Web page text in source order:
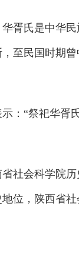
氏是中华民
至民国时期
“祭祀华胥
会科学院历
位，陕西省